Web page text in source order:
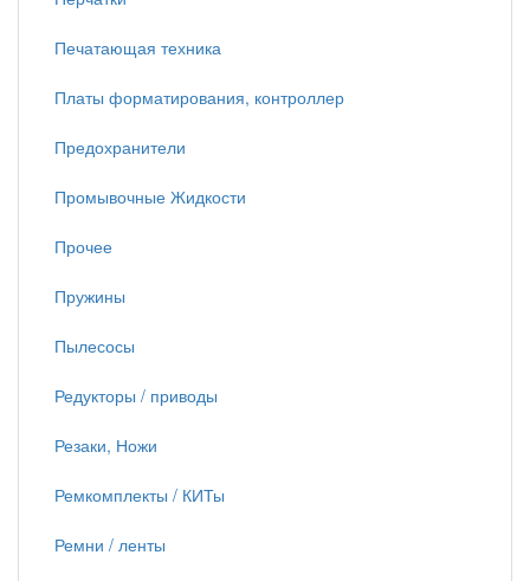
Печатающая техника
Платы форматирования, контроллер
Предохранители
Промывочные Жидкости
Прочее
Пружины
Пылесосы
Редукторы / приводы
Резаки, Ножи
Ремкомплекты / КИТы
Ремни / ленты